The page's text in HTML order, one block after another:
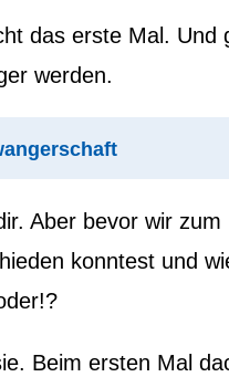
das erste Mal. Und
werden.
Aber bevor wir
konntest und
Beim ersten Mal